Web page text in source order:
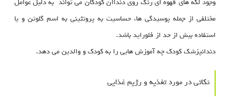
وجود لکه های قهوه ای رنگ روی دنداان کودکان می تواند به دلیل عوامل
مختلفی از جمله پوسیدگی ها، حساسیت به پروتثینی به اسم گلوتن و یا
استفاده بیش از حد از فلوراید باشد.
دندانپزشک کودک چه آموزش هایی را به کودک و والدین می دهد.
نکاتی در مورد تغذیه و رژیم غذایی